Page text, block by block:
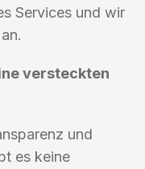
Services und wir
versteckten
und
es keine